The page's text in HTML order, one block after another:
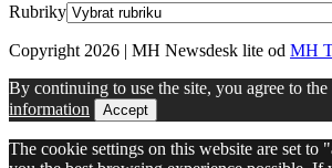
Rubriky
Copyright 2026 | MH Newsdesk lite od MH
By continuing to use the site, you agree to the
information
Accept
The cookie settings on this website are set